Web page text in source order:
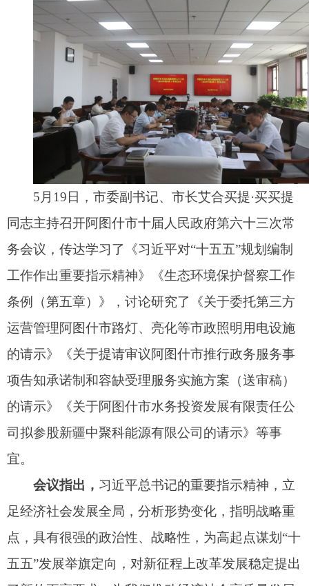
5月19日，市委副书记、市长艾合买提·买买提
同志主持召开阿图什市十届人民政府第六十三次常
务会议，传达学习了《习近平对“十五五”规划编制
工作作出重要指示精神》《生态环境保护督察工作
条例（第五章）》，讨论研究了《关于委托第三方
运营管理阿图什市路灯、亮化等市政照明用电设施
的请示》《关于提请审议阿图什市推行政务服务事
项告知承诺制和容缺受理服务实施方案（送审稿）
的请示》《关于阿图什市水务投资发展有限责任公
司拟参股新疆中聚科能源有限公司的请示》等事
足经济社会发展全局，分析形势变化，指明战略重
点，具有很强的政治性、战略性，为高起点谋划“十
五五”发展举旗定向，对新征程上改革发展稳定提出
了新的更高要求，为我们推动经济社会高质量发展
要高度重视“十五五”规划编制工作，紧扣国家发展
战略，聚焦自治区、自治州以及市委中心工作，强
化形势分析，明确工作思路、重点领域和实施路
径，不断提高规划的前瞻性、系统性和可操作性。
严禁外包采购规划服务，确保规划体现阿图什特